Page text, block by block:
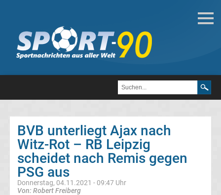
Fußball
Bundesliga
3.
Liga
DFB-
BVB unterliegt Ajax nach
Witz-Rot – RB Leipzig
scheidet nach Remis gegen
PSG aus
Donnerstag, 04.11.2021 - 09:47 Uhr
Von: Robert Freiberg